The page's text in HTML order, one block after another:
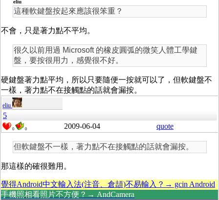
eliu
這種軟鍵盤按起來應該很笨重？
不會，只是著力點不平均。
很久以前用過 Microsoft 的橡皮圓弧的微笑人體工學鍵
盤，要按很用力，感覺很不好。
硬鍵盤著力點平均，所以只要隨便一按就可以了，但軟鍵盤不
一樣，著力點不在接觸點的話就會漏按。
eliu
5
0 0 2009-06-04 quote
但軟鍵盤不一樣，著力點不在接觸點的話就會漏按。
那這樣的確很難用。
覺得Android中文輸入法(注音、倉頡)不易輸入？→ gcin Android
手機照相看照片不方便？→ AndCamera